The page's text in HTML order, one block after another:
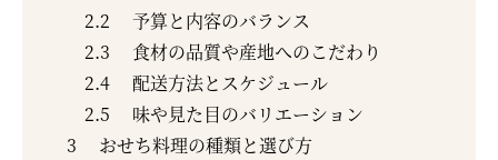
2.2
予算と内容のバランス
2.3
食材の品質や産地へのこだわり
2.4
配送方法とスケジュール
2.5
味や見た目のバリエーション
3
おせち料理の種類と選び方